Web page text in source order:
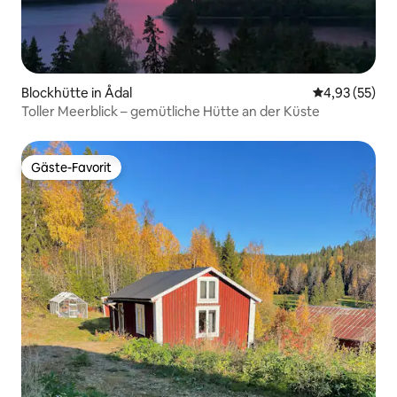
Blockhütte in Ådal
4,93 (55)
Toller Meerblick – gemütliche Hütte an der Küste
Gäste-Favorit
Gäste-Favorit